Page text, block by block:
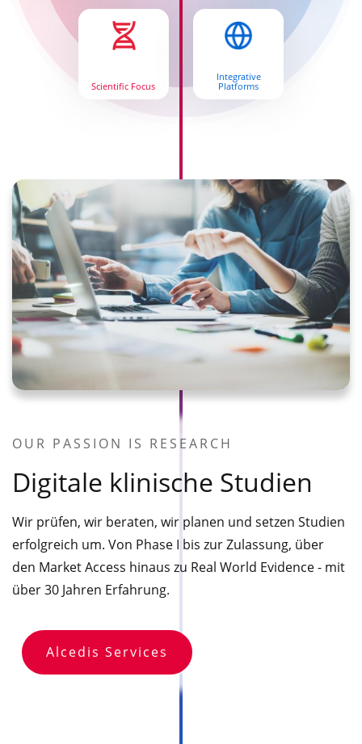
Scientific Focus
Integrative
Platforms
OUR PASSION IS RESEARCH
Digitale klinische Studien
Wir prüfen, wir beraten, wir planen und setzen Studien
erfolgreich um. Von Phase I bis zur Zulassung, über
den Market Access hinaus zu Real World Evidence - mit
über 30 Jahren Erfahrung.
Alcedis Services